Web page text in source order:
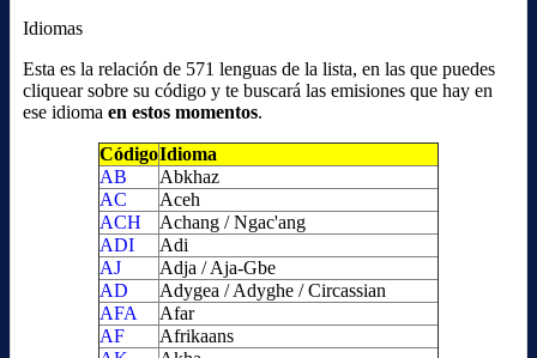
Idiomas
Esta es la relación de 571 lenguas de la lista, en las que puedes
cliquear sobre su código y te buscará las emisiones que hay en
ese idioma en estos momentos.
CódigoIdioma
AB
Abkhaz
AC
Aceh
ACH
Achang / Ngac'ang
ADI
Adi
AJ
Adja / Aja-Gbe
AD
Adygea / Adyghe / Circassian
AFA
Afar
AF
Afrikaans